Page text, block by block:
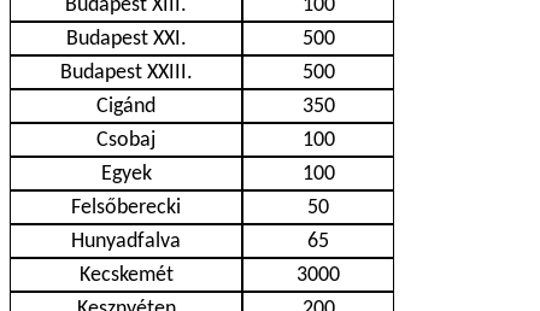
Budapest XIII.
100
Budapest XXI.
500
Budapest XXIII.
500
Cigánd
350
Csobaj
100
Egyek
100
Felsőberecki
50
Hunyadfalva
65
Kecskemét
3000